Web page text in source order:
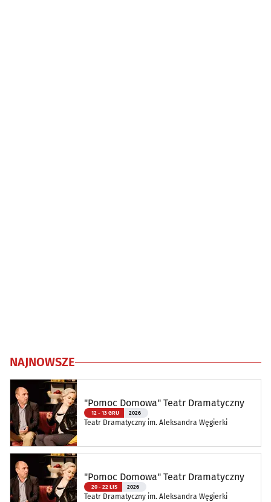
NAJNOWSZE
"Pomoc Domowa" Teatr Dramatyczny
12 - 13 GRU 2026
Teatr Dramatyczny im. Aleksandra Węgierki
"Pomoc Domowa" Teatr Dramatyczny
20 - 22 LIS 2026
Teatr Dramatyczny im. Aleksandra Węgierki